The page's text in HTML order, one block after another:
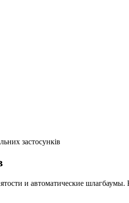
застосунків
и автоматические шлагбаумы.